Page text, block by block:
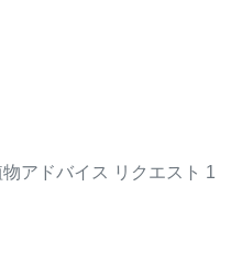
アドバイス リクエスト 1